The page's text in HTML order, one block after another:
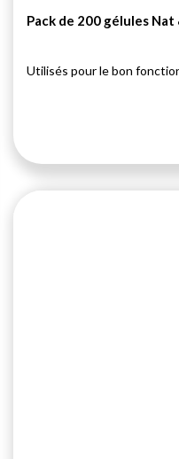
Pack de 200 gélules
Utilisés pour le bon